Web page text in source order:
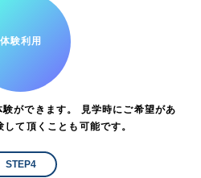
体験利用
ができます。 見学時にご希望があ
て頂くことも可能です。
STEP4